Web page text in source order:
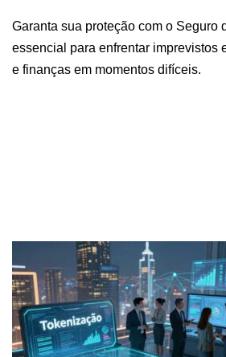
Garanta sua proteção com o Seguro
essencial para enfrentar imprevistos
e finanças em momentos difíceis.